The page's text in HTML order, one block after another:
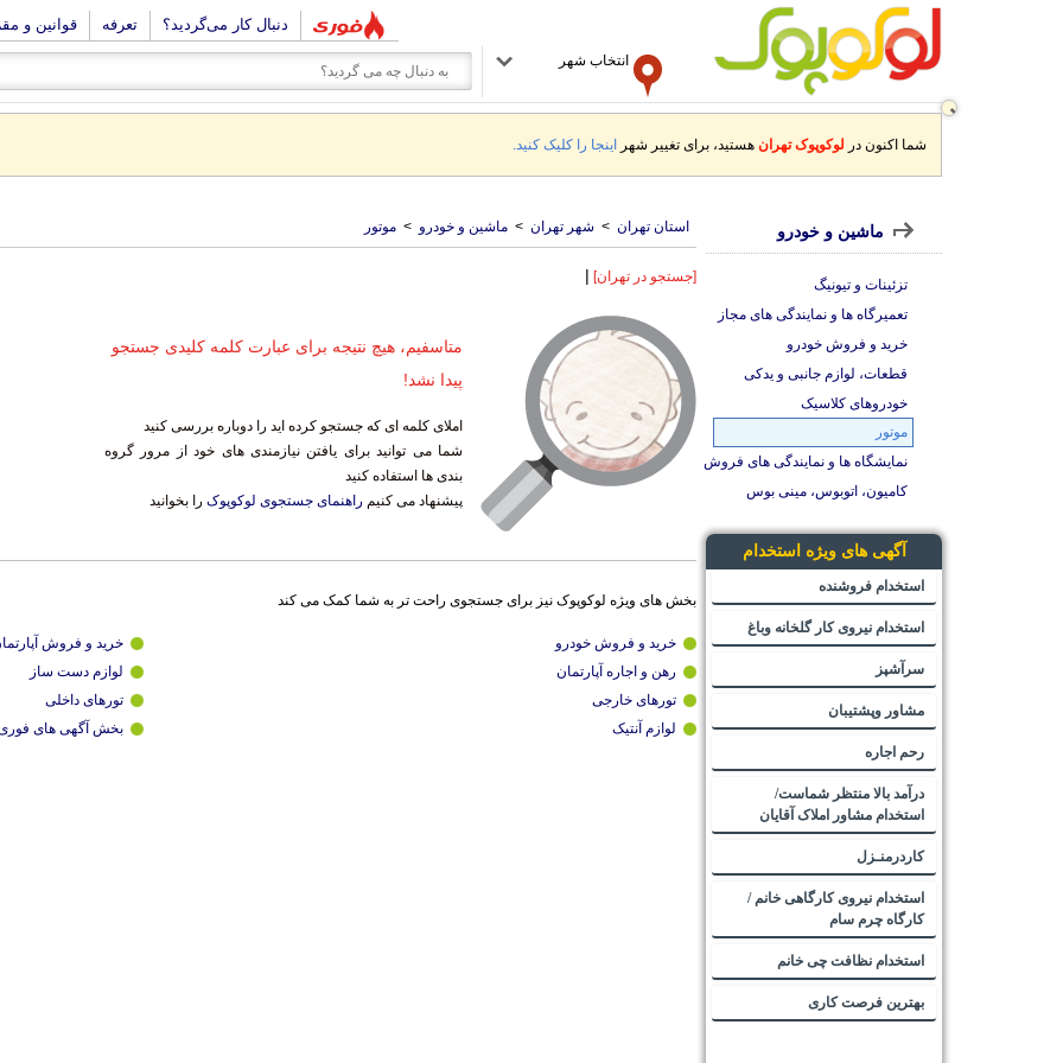
دنبال کار می‌گردید؟ تعرفه قوانین و
انتخاب شهر
شما اکنون در لوکوپوک تهران هستید، برای تغییر شهر اینجا را کلیک کنید.
استان تهران > شهر تهران > ماشین و خودرو > موتور
[جستجو در تهران] |
متاسفیم، هیچ نتیجه برای عبارت کلمه کلیدی جستجو
پیدا نشد!
املای کلمه ای که جستجو کرده اید را دوباره بررسی کنید
شما می توانید برای یافتن نیازمندی های خود از مرور گروه
بندی ها استفاده کنید
پیشنهاد می کنیم راهنمای جستجوی لوکوپوک را بخوانید
بخش های ویژه لوکوپوک نیز برای جستجوی راحت تر به شما کمک می کند
خرید و فروش خودرو
خرید و فروش
رهن و اجاره آپارتمان
لوازم دست ساز
تورهای خارجی
تورهای داخلی
لوازم آنتیک
بخش آگهی های
ماشین و خودرو
تزئینات و تیونیگ
تعمیرگاه ها و نمایندگی های مجاز
خرید و فروش خودرو
قطعات، لوازم جانبی و یدکی
خودروهای کلاسیک
موتور
نمایشگاه ها و نمایندگی های فروش
کامیون، اتوبوس، مینی بوس
آگهی های ویژه استخدام
استخدام فروشنده
استخدام نیروی کار گلخانه وباغ
سرآشپز
مشاور وپشتیبان
رحم اجاره
درآمد بالا منتظر شماست/
استخدام مشاور املاک آقایان
کاردرمنـزل
استخدام نیروی کارگاهی خانم /
کارگاه چرم سام
استخدام نظافت چی خانم
بهترین فرصت کاری